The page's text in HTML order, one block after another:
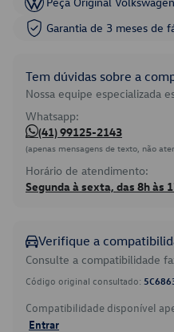
Garantia de 3 meses de
Tem dúvidas sobre a
Nossa equipe especializada
Whatsapp:
(41) 99125-2143
(apenas mensagens de texto, não
Horário de atendimento:
Segunda à sexta, das 8h às
Verifique a
Consulte a compatibilidade
Código original consultado:
Compatibilidade disponível
Entrar